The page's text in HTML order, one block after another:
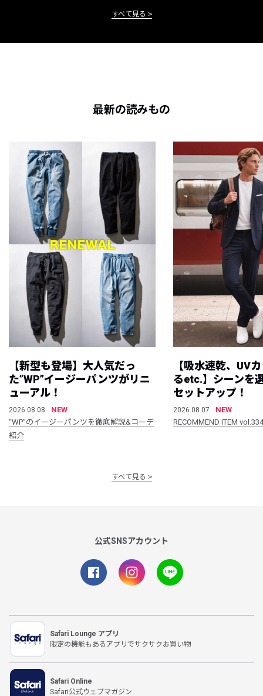
すべて見る
最新の読みもの
【新型も登場】大人気だっ
た”WP”イージーパンツがリニ
ューアル！
2026.08.08
NEW
“WP”のイージーパンツを徹底解説&コーデ
紹介
【吸水速乾、UV
るetc.】シーンを
セットアップ！
2026.08.07
NEW
RECOMMEND ITEM vol.334
すべて見る
公式SNSアカウント
Safari Lounge アプリ
限定の機能もあるアプリでサクサクお買い物
Safari Online
Safari公式ウェブマガジン